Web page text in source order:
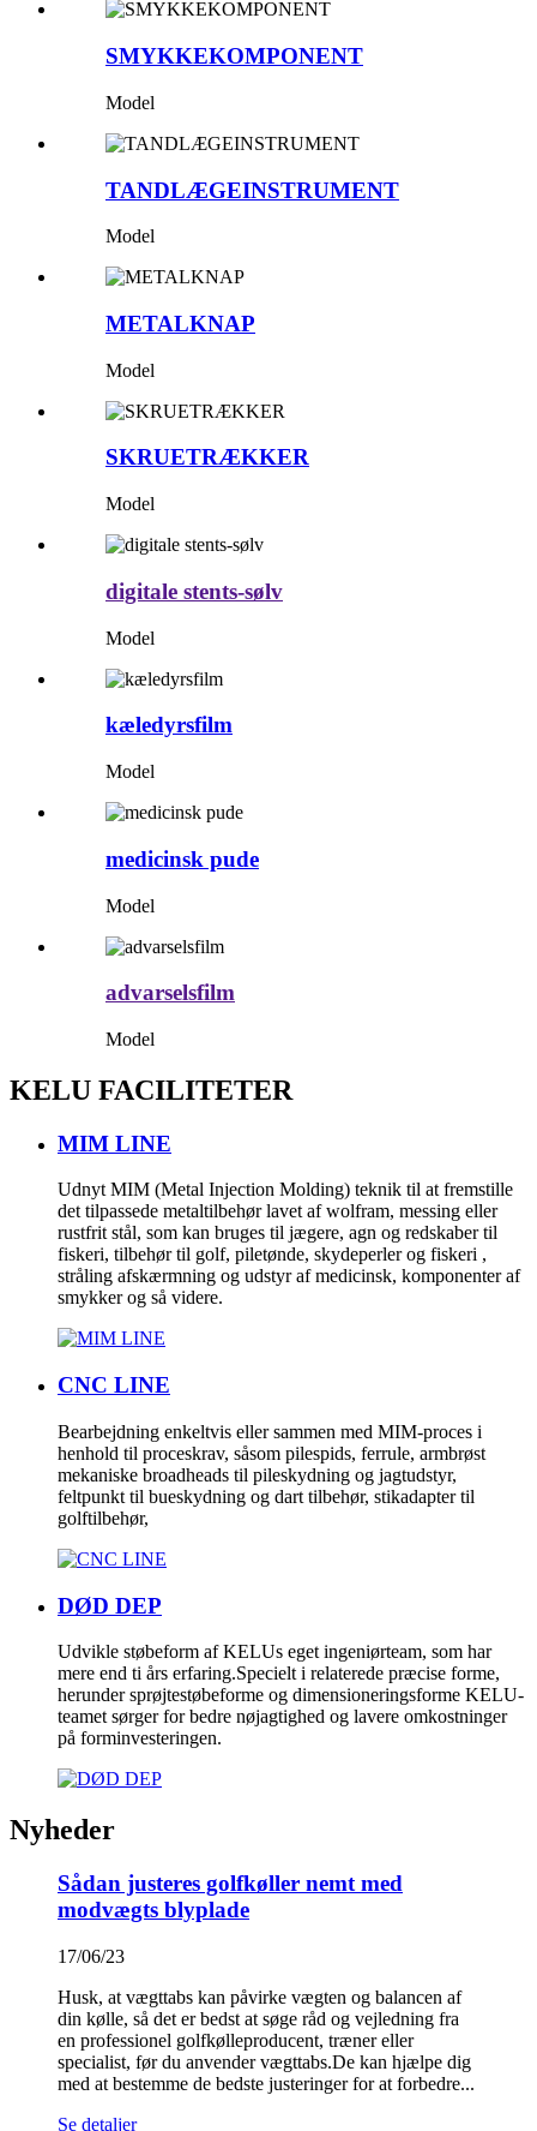
SMYKKEKOMPONENT
Model
TANDLÆGEINSTRUMENT
Model
METALKNAP
Model
SKRUETRÆKKER
Model
digitale stents-sølv
Model
kæledyrsfilm
Model
medicinsk pude
Model
advarselsfilm
Model
KELU FACILITETER
MIM LINE
Udnyt MIM (Metal Injection Molding) teknik til at fremstille
det tilpassede metaltilbehør lavet af wolfram, messing eller
rustfrit stål, som kan bruges til jægere, agn og redskaber til
fiskeri, tilbehør til golf, piletønde, skydeperler og fiskeri ,
stråling afskærmning og udstyr af medicinsk, komponenter af
smykker og så videre.
CNC LINE
Bearbejdning enkeltvis eller sammen med MIM-proces i
henhold til proceskrav, såsom pilespids, ferrule, armbrøst
mekaniske broadheads til pileskydning og jagtudstyr,
feltpunkt til bueskydning og dart tilbehør, stikadapter til
golftilbehør,
DØD DEP
Udvikle støbeform af KELUs eget ingeniørteam, som har
mere end ti års erfaring.Specielt i relaterede præcise forme,
herunder sprøjtestøbeforme og dimensioneringsforme KELU-
teamet sørger for bedre nøjagtighed og lavere omkostninger
på forminvesteringen.
Nyheder
Sådan justeres golfkøller nemt med
modvægts blyplade
17/06/23
Husk, at vægttabs kan påvirke vægten og balancen af ​​
din kølle, så det er bedst at søge råd og vejledning fra
en professionel golfkølleproducent, træner eller
specialist, før du anvender vægttabs.De kan hjælpe dig
med at bestemme de bedste justeringer for at forbedre...
Se detaljer